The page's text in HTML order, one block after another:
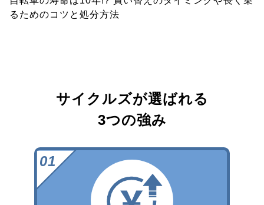
るためのコツと処分方法
サイクルズが選ばれる
3つの強み